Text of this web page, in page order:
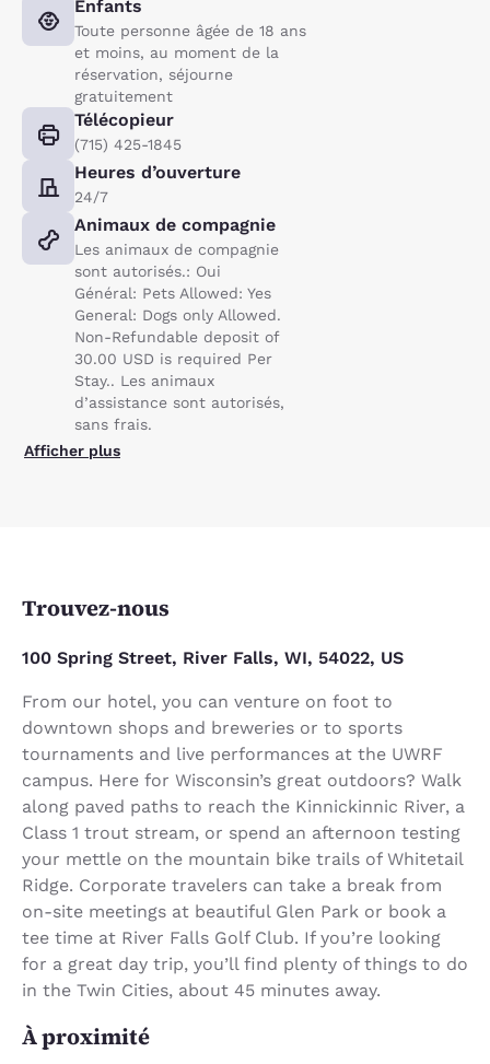
Enfants
Toute personne âgée de 18 ans
et moins, au moment de la
réservation, séjourne
gratuitement
Télécopieur
(715) 425-1845
Heures d’ouverture
24/7
Animaux de compagnie
Les animaux de compagnie
sont autorisés.: Oui
Général: Pets Allowed: Yes
General: Dogs only Allowed.
Non-Refundable deposit of
30.00 USD is required Per
Stay.. Les animaux
d’assistance sont autorisés,
sans frais.
Afficher plus
Trouvez-nous
100 Spring Street, River Falls, WI, 54022, US
From our hotel, you can venture on foot to
downtown shops and breweries or to sports
tournaments and live performances at the UWRF
campus. Here for Wisconsin’s great outdoors? Walk
along paved paths to reach the Kinnickinnic River, a
Class 1 trout stream, or spend an afternoon testing
your mettle on the mountain bike trails of Whitetail
Ridge. Corporate travelers can take a break from
on-site meetings at beautiful Glen Park or book a
tee time at River Falls Golf Club. If you’re looking
for a great day trip, you’ll find plenty of things to do
in the Twin Cities, about 45 minutes away.
À proximité